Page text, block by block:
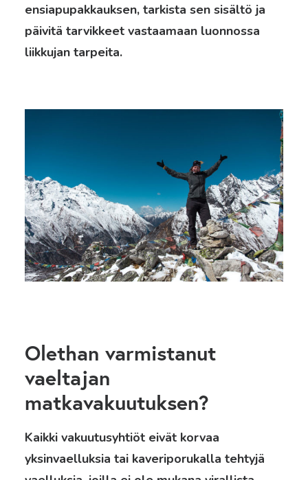
ensiapupakkauksen, tarkista sen sisältö ja
päivitä tarvikkeet vastaamaan luonnossa
liikkujan tarpeita.
Olethan varmistanut
vaeltajan
matkavakuutuksen?
Kaikki vakuutusyhtiöt eivät korvaa
yksinvaelluksia tai kaveriporukalla tehtyjä